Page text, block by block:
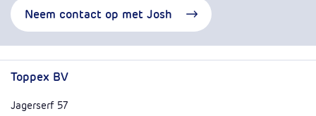
Neem contact op met Josh
Toppex BV
Jagerserf 57